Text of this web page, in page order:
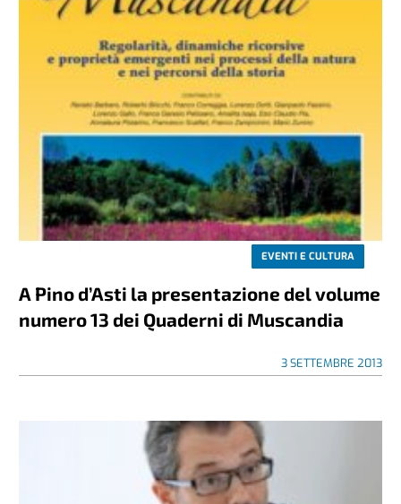
EVENTI E CULTURA
A Pino d’Asti la presentazione del volume
numero 13 dei Quaderni di Muscandia
3 SETTEMBRE 2013